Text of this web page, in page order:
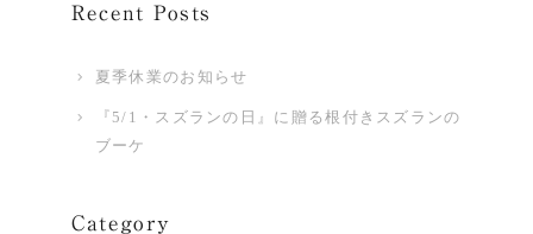
Recent Posts
夏季休業のお知らせ
『5/1・スズランの日』に贈る根付きスズランの
ブーケ
Category